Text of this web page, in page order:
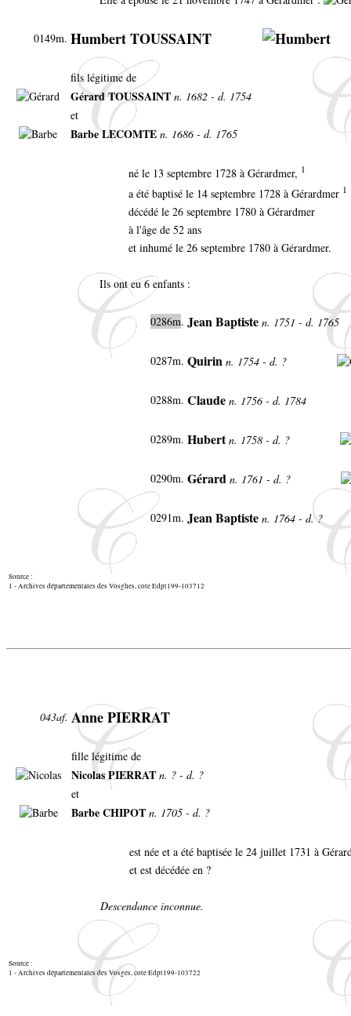
0149m. Humbert TOUSSAINT
fils légitime de
Gérard TOUSSAINT n. 1682 - d. 1754
et
Barbe LECOMTE n. 1686 - d. 1765
né le 13 septembre 1728 à Gérardmer, 1
a été baptisé le 14 septembre 1728 à Gérardmer 1
décédé le 26 septembre 1780 à Gérardmer
à l'âge de 52 ans
et inhumé le 26 septembre 1780 à Gérardmer.
Ils ont eu 6 enfants :
0286m. Jean Baptiste n. 1751 - d. 1765
0287m. Quirin n. 1754 - d. ?
0288m. Claude n. 1756 - d. 1784
0289m. Hubertn. 1758 - d. ?
0290m. Gérard n. 1761 - d. ?
0291m. Jean Baptiste n. 1764 - d. ?
Source :
1 - Archives départementales des Vosghes, cote Edpt199-103712
043af. Anne PIERRAT
fille légitime de
Nicolas PIERRAT n. ? - d. ?
et
Barbe CHIPOT n. 1705 - d. ?
est née et a été baptisée le 24 juillet 1731 à
et est décédée en ?
Descendance inconnue.
Source :
1 - Archives départementales des Vosges, cote Edpt199-103722